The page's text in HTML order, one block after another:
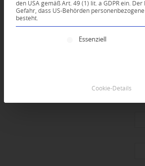
den USA gemäß Art. 49 (1) lit. a GDPR ein.
Gefahr, dass US-Behörden
besteht.
Es folgt eine Liste der
Essenziell
Cookie-Details